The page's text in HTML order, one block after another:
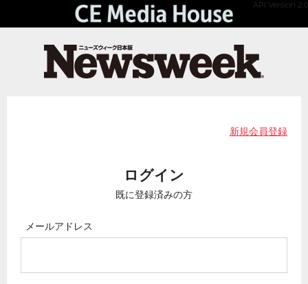
API Version 2.0
新規会員登録
ログイン
既に登録済みの方
メールアドレス